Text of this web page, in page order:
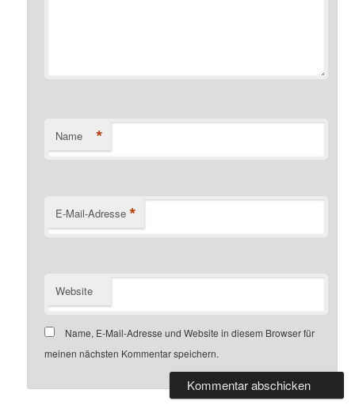
Name *
E-Mail-Adresse *
Website
Name, E-Mail-Adresse und Website in diesem Browser für
meinen nächsten Kommentar speichern.